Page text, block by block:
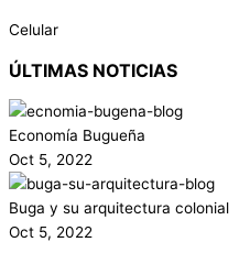
Celular
ÚLTIMAS NOTICIAS
Economía Bugueña
Oct 5, 2022
Buga y su arquitectura colonial
Oct 5, 2022